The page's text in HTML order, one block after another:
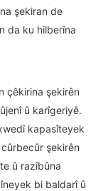
şekiran de
da ku hilberîna
çêkirina şekirên
û karîgeriyê.
kapasîteyek
şekirên
û razîbûna
bi baldarî û